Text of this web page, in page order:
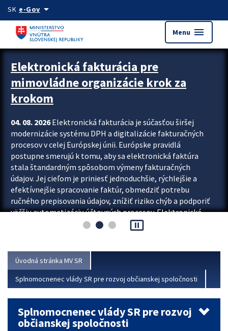
Preskocit na hlavný obsah
SK e-Govarrow_drop_down
Menu menu
Zastavit automatický posun upútavok
Elektronická fakturácia pre
mimovládne organizácie krok za
krokom
04. 08. 2026Elektronická fakturácia je súčasťou širšej
modernizácie systému DPH a digitalizácie fakturačných
procesov v celej Európskej únii. Európske pravidlá
postupne smerujú k tomu, aby sa elektronická faktúra
stala štandardným spôsobom výmeny fakturačných
údajov. Jej cieľom je priniesť jednoduchšie, rýchlejšie a
efektívnejšie spracovanie faktúr, obmedziť potrebu
ručného prepisovania údajov, znížiť riziko chýb a podporiť
väčšiu automatizáciu účtovných procesov. Elektronická
fakturácia preto nepredstavuje...
pause_presentation
Úvodná stránka MV SR
Splnomocnenec vlády SR pre rozvoj občianskej spoločnosti
Splnomocnenec vlády SR pre rozvoj
občianskej spoločnosti